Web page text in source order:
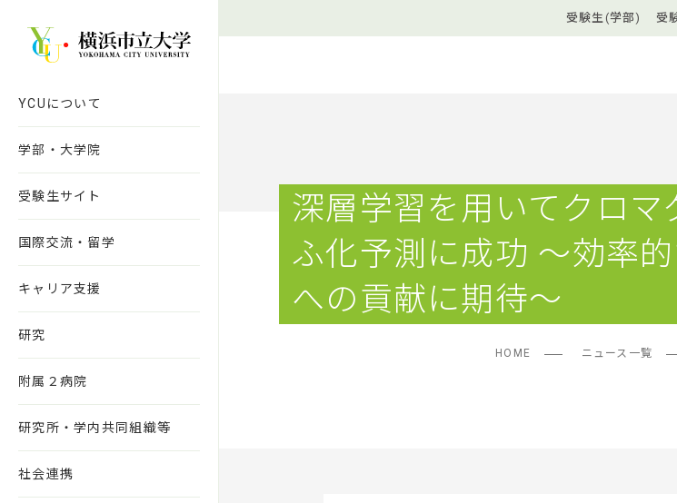
YCUについて
学部・大学院
受験生サイト
国際交流・留学
キャリア支援
研究
附属２病院
研究所・学内共同組織等
社会連携
受験生(学部) 受
深層学習を用いてクロマ
ふ化予測に成功 ～効率
への貢献に期待～
HOME ニュース一覧